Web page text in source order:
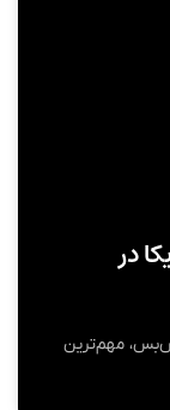
در
مهم‌ترین